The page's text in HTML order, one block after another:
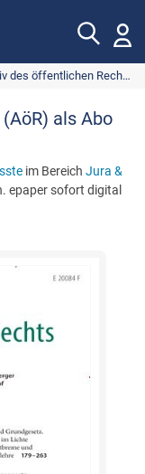
des öffentlichen Rechts (AöR)
als Abo
im Bereich Jura &
epaper sofort digital